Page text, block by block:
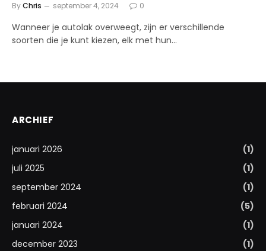
ByChris september 4, 2024 0
Wanneer je autolak overweegt, zijn er verschillende
soorten die je kunt kiezen, elk met hun…
ARCHIEF
januari 2026
(1)
juli 2025
(1)
september 2024
(1)
februari 2024
(5)
januari 2024
(1)
december 2023
(1)